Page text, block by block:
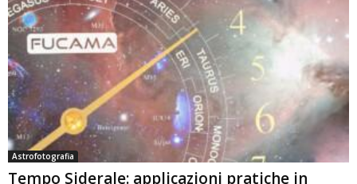
Astrofotografia
Tempo Siderale: applicazioni pratiche in